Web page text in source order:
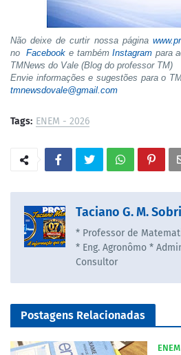
Não deixe de curtir nossa página
noFacebook e tambémInstagram para
TMNews do Vale (Blog do professor TM)
Envie informações e sugestões para o
tmnewsdovale@gmail.com
Tags: ENEM - 2026
Taciano G. M.
* Professor de
* Eng. Agronômo *
Consultor
Postagens Relacionadas